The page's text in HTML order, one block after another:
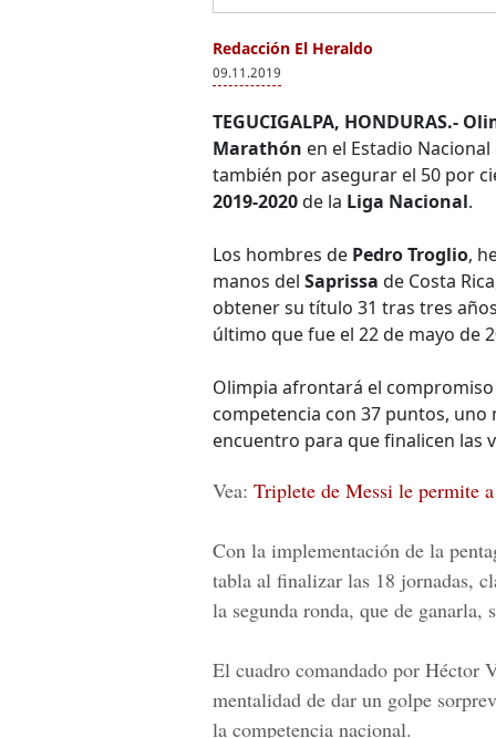
Redacción El Heraldo
09.11.2019
TEGUCIGALPA, HONDURAS.-
Marathón en el Estadio
también por asegurar el 50 por
2019-2020de la Liga Nacional.
Los hombres de Pedro Troglio,
manos del Saprissa de Costa
obtener su título 31 tras tres
último que fue el 22 de mayo de
Olimpia afrontará el
competencia con 37 puntos,
encuentro para que finalicen las
Vea: Triplete de Messi le permite
Con la implementación de la
tabla al finalizar las 18 jornadas,
la segunda ronda, que de ganarla,
El cuadro comandado por Héctor
mentalidad de dar un golpe
la competencia nacional.